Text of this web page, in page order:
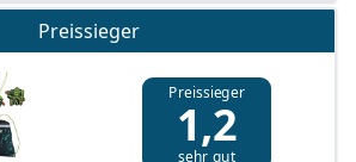
– Ein übersichtliches Hauptfach
eine integrierte Heftebox, das
ausgeklügelte Details sorgen für
Kinderleichtes Öffnen und
– Die stabile Bodenwanne
Preissieger
Preissieger
1,2
sehr gut